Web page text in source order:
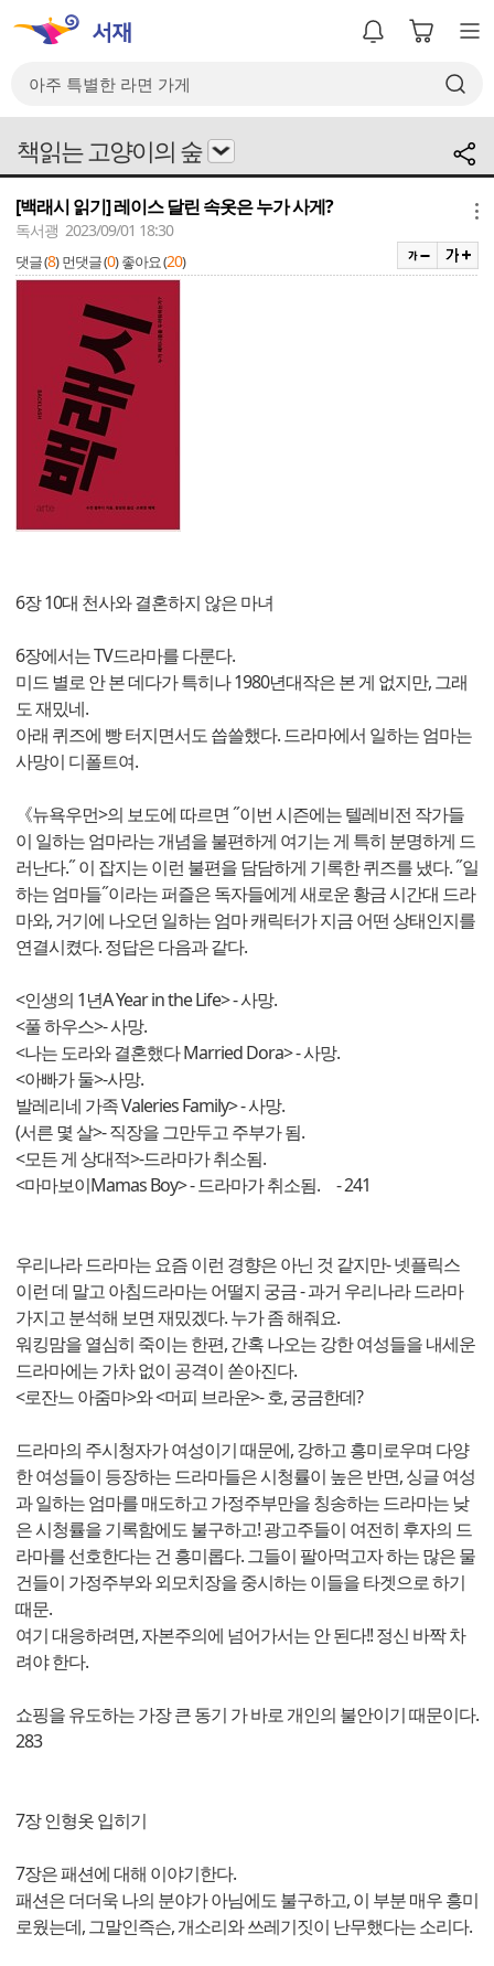
책읽는 고양이의 숲
[백래시 읽기] 레이스 달린 속옷은 누가 사게?
독서괭 2023/09/01 18:30
댓글 (8) 먼댓글 (0) 좋아요 (20)
6장 10대 천사와 결혼하지 않은 마녀
6장에서는 TV드라마를 다룬다.
미드 별로 안 본 데다가 특히나 1980년대작은 본 게 없지만, 그래
도 재밌네.
아래 퀴즈에 빵 터지면서도 씁쓸했다. 드라마에서 일하는 엄마는
사망이 디폴트여.
《뉴욕우먼>의 보도에 따르면 ˝이번 시즌에는 텔레비전 작가들
이 일하는 엄마라는 개념을 불편하게 여기는 게 특히 분명하게 드
러난다.˝ 이 잡지는 이런 불편을 담담하게 기록한 퀴즈를 냈다. ˝일
하는 엄마들˝이라는 퍼즐은 독자들에게 새로운 황금 시간대 드라
마와, 거기에 나오던 일하는 엄마 캐릭터가 지금 어떤 상태인지를
연결시켰다. 정답은 다음과 같다.
<인생의 1년A Year in the Life> - 사망.
<풀 하우스>- 사망.
<나는 도라와 결혼했다 Married Dora> - 사망.
<아빠가 둘>-사망.
발레리네 가족 Valeries Family> - 사망.
(서른 몇 살>- 직장을 그만두고 주부가 됨.
<모든 게 상대적>-드라마가 취소됨.
<마마보이Mamas Boy> - 드라마가 취소됨. - 241
우리나라 드라마는 요즘 이런 경향은 아닌 것 같지만- 넷플릭스
이런 데 말고 아침드라마는 어떨지 궁금 - 과거 우리나라 드라마
가지고 분석해 보면 재밌겠다. 누가 좀 해줘요.
워킹맘을 열심히 죽이는 한편, 간혹 나오는 강한 여성들을 내세운
드라마에는 가차 없이 공격이 쏟아진다.
<로잔느 아줌마>와 <머피 브라운>- 호, 궁금한데?
드라마의 주시청자가 여성이기 때문에, 강하고 흥미로우며 다양
한 여성들이 등장하는 드라마들은 시청률이 높은 반면, 싱글 여성
과 일하는 엄마를 매도하고 가정주부만을 칭송하는 드라마는 낮
은 시청률을 기록함에도 불구하고! 광고주들이 여전히 후자의 드
라마를 선호한다는 건 흥미롭다. 그들이 팔아먹고자 하는 많은 물
건들이 가정주부와 외모치장을 중시하는 이들을 타겟으로 하기
때문.
여기 대응하려면, 자본주의에 넘어가서는 안 된다!! 정신 바짝 차
려야 한다.
쇼핑을 유도하는 가장 큰 동기 가 바로 개인의 불안이기 때문이다.
283
7장 인형옷 입히기
7장은 패션에 대해 이야기한다.
패션은 더더욱 나의 분야가 아님에도 불구하고, 이 부분 매우 흥미
로웠는데, 그말인즉슨, 개소리와 쓰레기짓이 난무했다는 소리다.